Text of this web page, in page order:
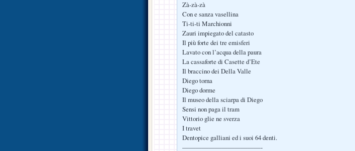
Zà-zà-zà
Con e sanza vasellina
Ti-ti-ti Marchionni
Zauri impiegato del catasto
Il più forte dei tre emisferi
Lavato con l’acqua della paura
La cassaforte di Casette d’Ete
Il braccino dei Della Valle
Diego torna
Diego dorme
Il museo della sciarpa di Diego
Sensi non paga il tram
Vittorio glie ne sverza
I travet
Dentopice galliani ed i suoi 64 denti.
————————————-